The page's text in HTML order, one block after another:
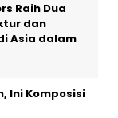
Raih Dua
dan
Asia dalam
Ini Komposisi